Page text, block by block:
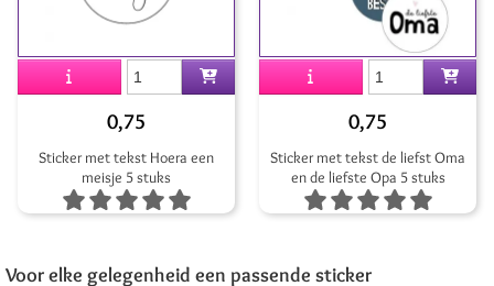
0,75
Sticker met tekst Hoera een
meisje 5 stuks
0,75
Sticker met tekst de liefst Oma
en de liefste Opa 5 stuks
Voor elke gelegenheid een passende sticker